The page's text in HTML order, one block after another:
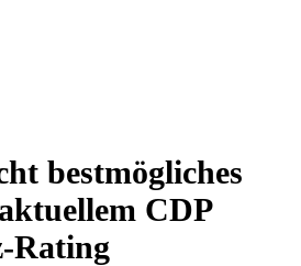
bestmögliches
CDP
Rating